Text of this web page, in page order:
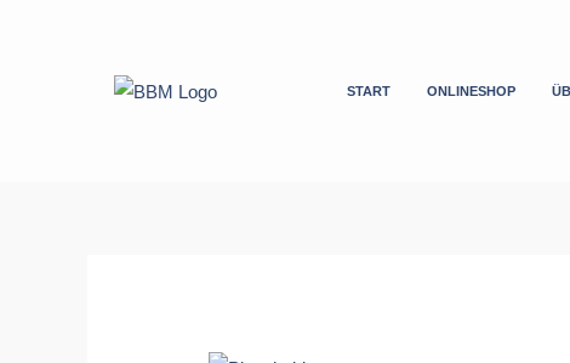
START ONLINESHOP